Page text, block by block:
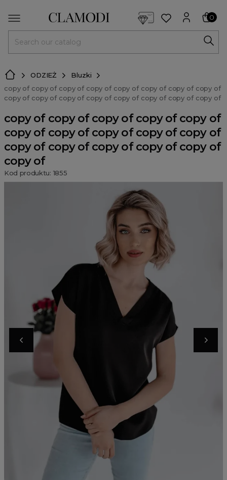
0
ODZIEŻ
Bluzki
copy of copy of copy of copy of copy of copy of copy of copy of
copy of copy of copy of copy of copy of copy of copy of copy of
copy of copy of copy of copy of copy of
copy of copy of copy of copy of copy of
copy of copy of copy of copy of copy of
copy of
Kod produktu: 1855